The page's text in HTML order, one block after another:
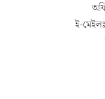
ই-